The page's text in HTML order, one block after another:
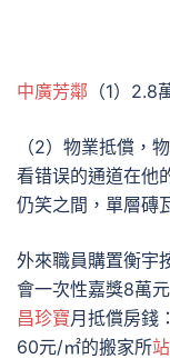
中廣芳鄰 （1）2.8
（2）物業抵償，
看错误的通道在他
仍笑之間，單層磚
外來職員購置衡宇
會一次性嘉獎8萬
昌珍寶月抵償房錢
60元/㎡的搬家所